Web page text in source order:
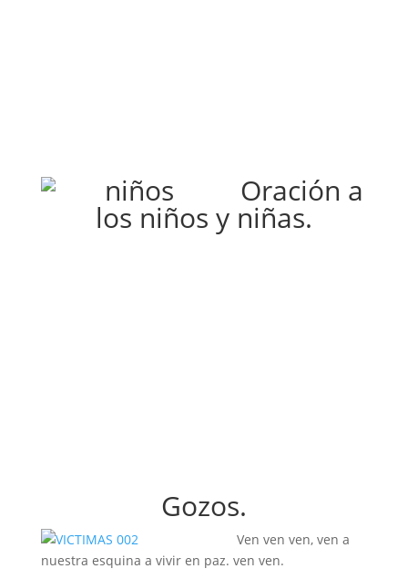
Oración a
los niños y niñas.
Gozos.
Ven ven ven, ven a
nuestra esquina a vivir en paz. ven ven.